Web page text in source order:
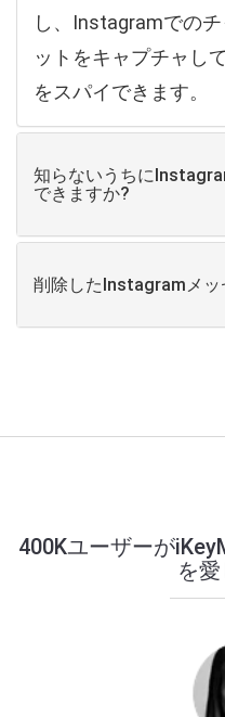
し、Instagramでの
ットをキャプチャし
をスパイできます。
知らないうちに
できますか?
削除したInstagramメッ
400Kユーザーが
を